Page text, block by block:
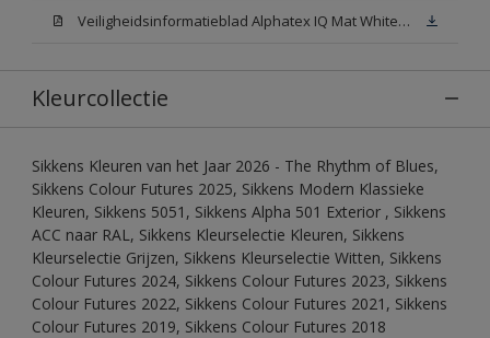
Veiligheidsinformatieblad Alphatex IQ Mat White W05 (MSDS)
Kleurcollectie
Sikkens Kleuren van het Jaar 2026 - The Rhythm of Blues,
Sikkens Colour Futures 2025, Sikkens Modern Klassieke
Kleuren, Sikkens 5051, Sikkens Alpha 501 Exterior , Sikkens
ACC naar RAL, Sikkens Kleurselectie Kleuren, Sikkens
Kleurselectie Grijzen, Sikkens Kleurselectie Witten, Sikkens
Colour Futures 2024, Sikkens Colour Futures 2023, Sikkens
Colour Futures 2022, Sikkens Colour Futures 2021, Sikkens
Colour Futures 2019, Sikkens Colour Futures 2018